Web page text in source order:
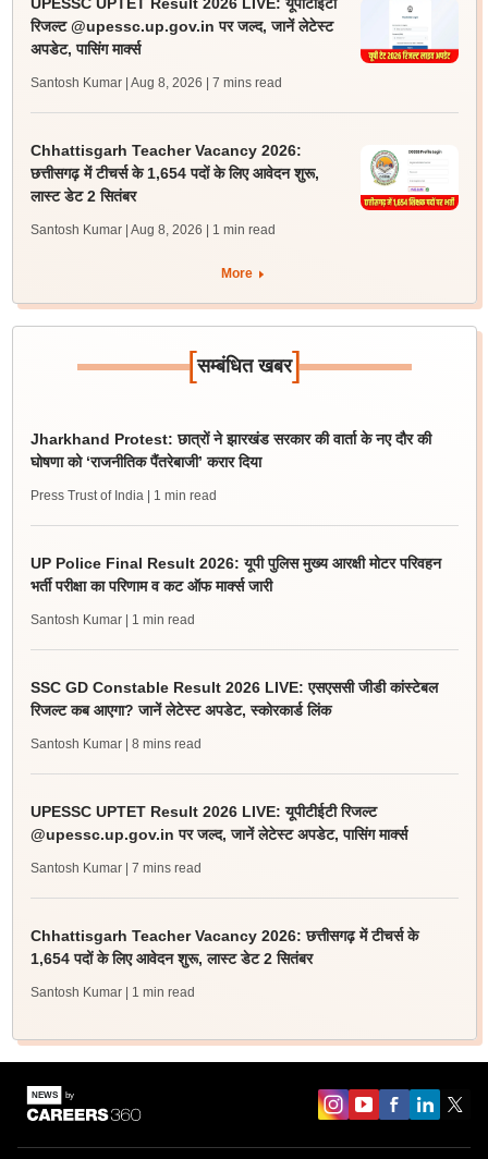
रिजल्ट @upessc.up.gov.in पर जल्द, जानें लेटेस्ट
अपडेट, पासिंग मार्क्स
Santosh Kumar | Aug 8, 2026 | 7 mins read
Chhattisgarh Teacher Vacancy 2026:
छत्तीसगढ़ में टीचर्स के 1,654 पदों के लिए आवेदन शुरू,
लास्ट डेट 2 सितंबर
Santosh Kumar | Aug 8, 2026 | 1 min read
More
[सम्बंधित खबर]
Jharkhand Protest: छात्रों ने झारखंड सरकार की वार्ता के नए दौर की
घोषणा को ‘राजनीतिक पैंतरेबाजी’ करार दिया
Press Trust of India | 1 min read
UP Police Final Result 2026: यूपी पुलिस मुख्य आरक्षी मोटर परिवहन
भर्ती परीक्षा का परिणाम व कट ऑफ मार्क्स जारी
Santosh Kumar | 1 min read
SSC GD Constable Result 2026 LIVE: एसएससी जीडी कांस्टेबल
रिजल्ट कब आएगा? जानें लेटेस्ट अपडेट, स्कोरकार्ड लिंक
Santosh Kumar | 8 mins read
UPESSC UPTET Result 2026 LIVE: यूपीटीईटी रिजल्ट
@upessc.up.gov.in पर जल्द, जानें लेटेस्ट अपडेट, पासिंग मार्क्स
Santosh Kumar | 7 mins read
Chhattisgarh Teacher Vacancy 2026: छत्तीसगढ़ में टीचर्स के
1,654 पदों के लिए आवेदन शुरू, लास्ट डेट 2 सितंबर
Santosh Kumar | 1 min read